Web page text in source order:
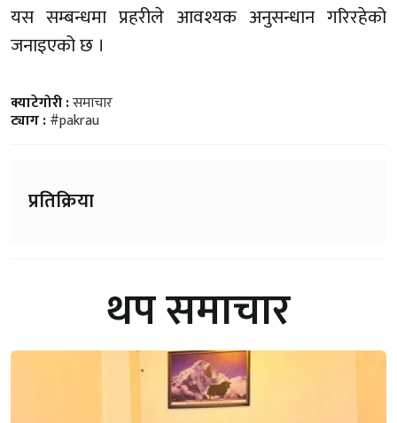
यस सम्बन्धमा प्रहरीले आवश्यक अनुसन्धान गरिरहेको
जनाइएको छ ।
क्याटेगोरी :समाचार
ट्याग :#pakrau
प्रतिक्रिया
थप समाचार